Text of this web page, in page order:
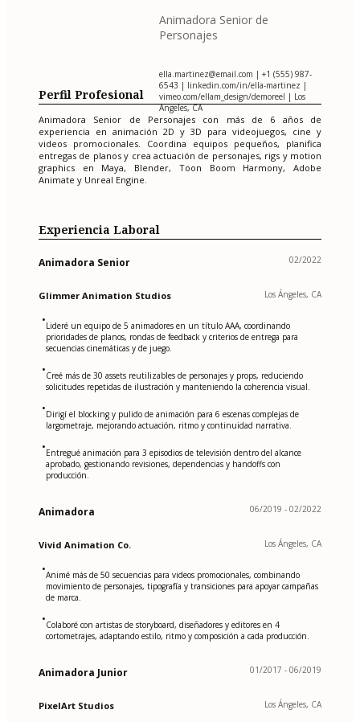
Animadora Senior de
Personajes
ella.martinez@email.com | +1 (555) 987-
6543 | linkedin.com/in/ella-martinez |
vimeo.com/ellam_design/demoreel | Los
Angeles, CA
Perfil Profesional
Animadora Senior de Personajes con más de 6 años de
experiencia en animación 2D y 3D para videojuegos, cine y
videos promocionales. Coordina equipos pequeños, planifica
entregas de planos y crea actuación de personajes, rigs y motion
graphics en Maya, Blender, Toon Boom Harmony, Adobe
Animate y Unreal Engine.
Experiencia Laboral
Animadora Senior 02/2022
Glimmer Animation Studios Los Ángeles, CA
•Lideré un equipo de 5 animadores en un título AAA, coordinando
prioridades de planos, rondas de feedback y criterios de entrega para
secuencias cinemáticas y de juego.
•Creé más de 30 assets reutilizables de personajes y props, reduciendo
solicitudes repetidas de ilustración y manteniendo la coherencia visual.
•Dirigí el blocking y pulido de animación para 6 escenas complejas de
largometraje, mejorando actuación, ritmo y continuidad narrativa.
•Entregué animación para 3 episodios de televisión dentro del alcance
aprobado, gestionando revisiones, dependencias y handoffs con
producción.
Animadora 06/2019 - 02/2022
Vivid Animation Co. Los Ángeles, CA
•Animé más de 50 secuencias para videos promocionales, combinando
movimiento de personajes, tipografía y transiciones para apoyar campañas
de marca.
•Colaboré con artistas de storyboard, diseñadores y editores en 4
cortometrajes, adaptando estilo, ritmo y composición a cada producción.
Animadora Junior 01/2017 - 06/2019
PixelArt Studios Los Ángeles, CA